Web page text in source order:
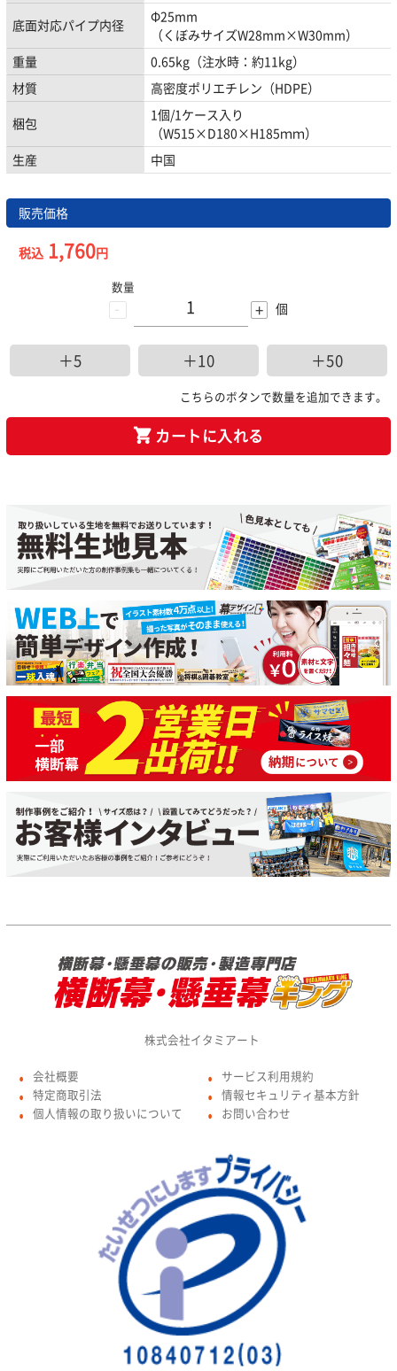
底面対応パイプ内径
Φ25mm
（くぼみサイズW28mm×W30mm）
重量
0.65kg（注水時：約11kg）
材質
高密度ポリエチレン（HDPE）
梱包
1個/1ケース入り
（W515×D180×H185ｍｍ）
生産
中国
販売価格
税込1,760円
-
数量
+ 個
＋5 ＋10 ＋50
こちらのボタンで数量を追加できます。
カートに入れる
株式会社イタミアート
● 会社概要
● 特定商取引法
● 個人情報の取り扱いについて
● サービス利用規約
● 情報セキュリティ基本方針
● お問い合わせ